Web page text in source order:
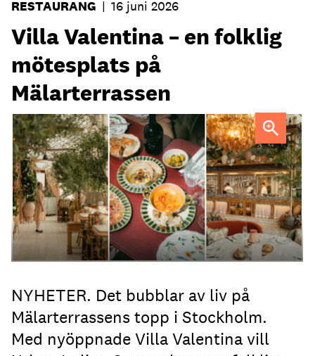
RESTAURANG | 16 juni 2026
Villa Valentina – en folklig
mötesplats på
Mälarterrassen
FOTO: Urban Italian Group
NYHETER. Det bubblar av liv på
Mälarterrassens topp i Stockholm.
Med nyöppnade Villa Valentina vill